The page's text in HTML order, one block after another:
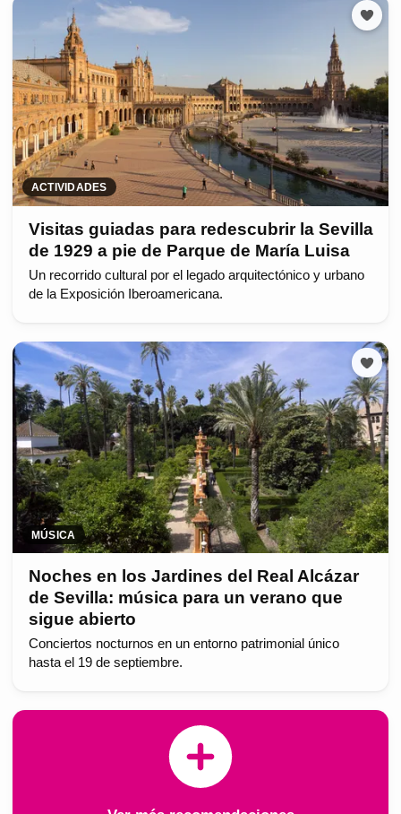
ACTIVIDADES
Visitas guiadas para redescubrir la Sevilla
de 1929 a pie de Parque de María Luisa
Un recorrido cultural por el legado arquitectónico y urbano
de la Exposición Iberoamericana.
MÚSICA
Noches en los Jardines del Real Alcázar
de Sevilla: música para un verano que
sigue abierto
Conciertos nocturnos en un entorno patrimonial único
hasta el 19 de septiembre.